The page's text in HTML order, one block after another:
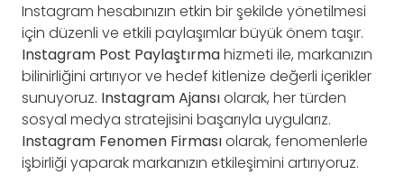
Instagram hesabınızın etkin bir şekilde yönetilmesi
için düzenli ve etkili paylaşımlar büyük önem taşır.
Instagram Post Paylaştırmahizmeti ile, markanızın
bilinirliğini artırıyor ve hedef kitlenize değerli içerikler
sunuyoruz. Instagram Ajansıolarak, her türden
sosyal medya stratejisini başarıyla uygularız.
Instagram Fenomen Firmasıolarak, fenomenlerle
işbirliği yaparak markanızın etkileşimini artırıyoruz.